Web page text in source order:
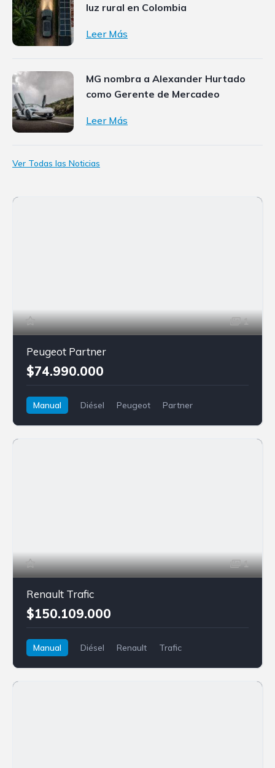
luz rural en Colombia
Leer Más
MG nombra a Alexander Hurtado
como Gerente de Mercadeo
Leer Más
Ver Todas las Noticias
1
Peugeot Partner
$74.990.000
Manual Diésel Peugeot Partner
1
Renault Trafic
$150.109.000
Manual Diésel Renault Trafic